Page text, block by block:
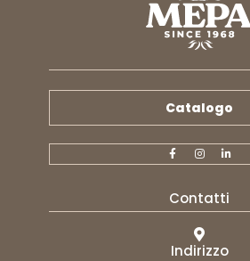
Catalogo
Contatti
Indirizzo